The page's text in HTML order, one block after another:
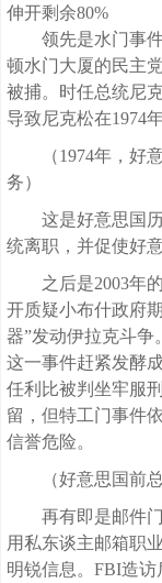
伸开剩余80%
领先是水门事
顿水门大厦的民主
被捕。时任总统尼
导致尼克松在1974
（1974年，好
务）
这是好意思国
统离职，并促使好
之后是2003年
开质疑小布什政府
器”发动伊拉克斗争
这一事件赶紧发酵
任利比被判坐牢服
留，但特工门事件
信誉危险。
（好意思国前
再有即是邮件
用私东谈主邮箱职
明锐信息。FBI造